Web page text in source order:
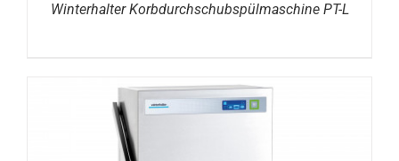
Winterhalter Korbdurchschubspülmaschine PT-L